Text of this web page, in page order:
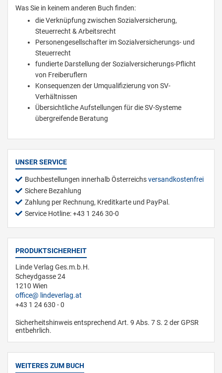
Was Sie in keinem anderen Buch finden:
die Verknüpfung zwischen Sozialversicherung,
Steuerrecht & Arbeitsrecht
Personengesellschafter im Sozialversicherungs- und
Steuerrecht
fundierte Darstellung der Sozialversicherungs-Pflicht
von Freiberuflern
Konsequenzen der Umqualifizierung von SV-
Verhältnissen
Übersichtliche Aufstellungen für die SV-Systeme
übergreifende Beratung
UNSER SERVICE
Buchbestellungen innerhalb Österreichsversandkostenfrei
Sichere Bezahlung
Zahlung per Rechnung, Kreditkarte und PayPal.
Service Hotline: +43 1 246 30-0
PRODUKTSICHERHEIT
Linde Verlag Ges.m.b.H.
Scheydgasse 24
1210 Wien
office
lindeverlag.at
+43 1 24 630 - 0
Sicherheitshinweis entsprechend Art. 9 Abs. 7 S. 2 der GPSR
entbehrlich.
WEITERES ZUM BUCH